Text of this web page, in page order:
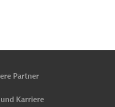
oben
Partner
Karriere